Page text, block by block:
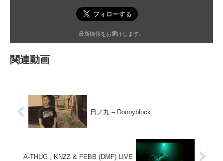
最新情報をお届けします。
関連動画
日ノ丸 – Donnyblock
A-THUG , KNZZ & FEBB (DMF) LIVE